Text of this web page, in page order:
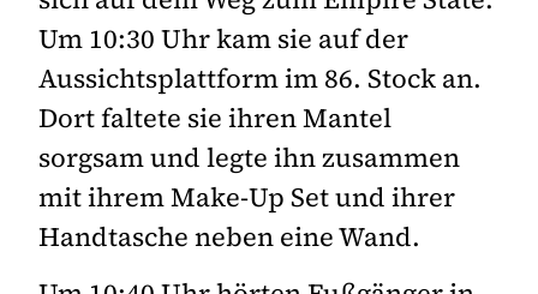
Um 10:30 Uhr kam sie auf der
Aussichtsplattform im 86. Stock an.
Dort faltete sie ihren Mantel
sorgsam und legte ihn zusammen
mit ihrem Make-Up Set und ihrer
Handtasche neben eine Wand.